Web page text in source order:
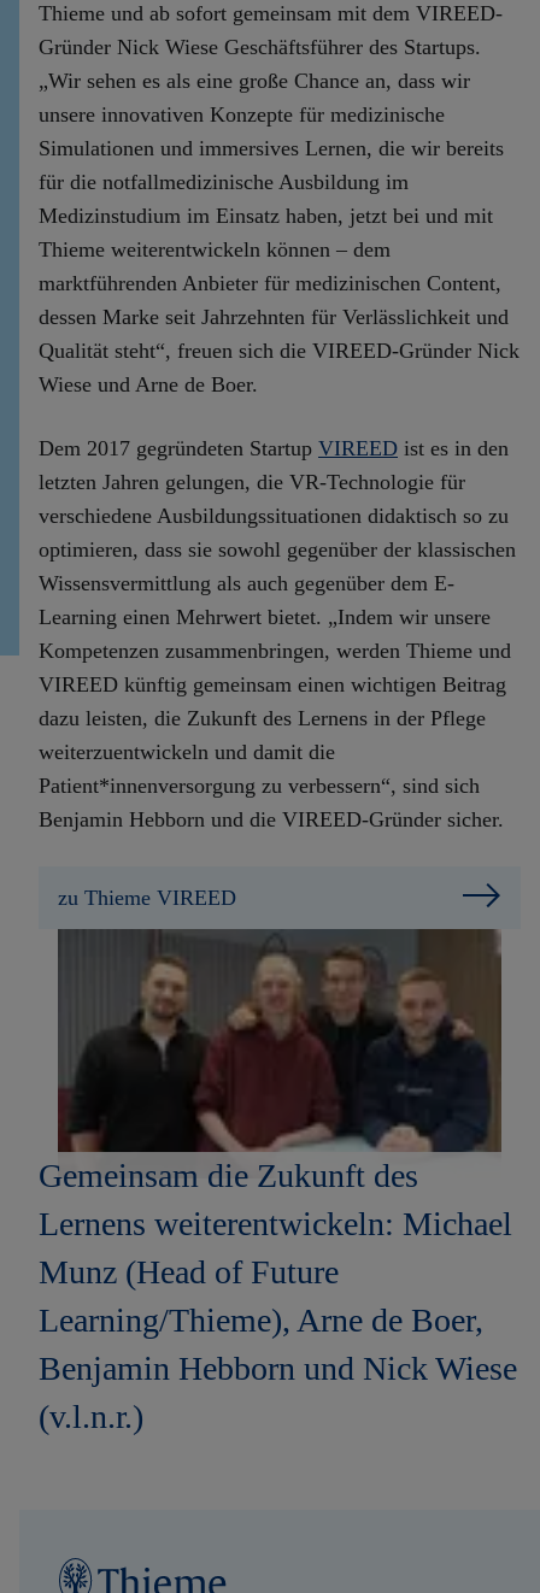
Thieme und ab sofort gemeinsam mit dem VIREED-
Gründer Nick Wiese Geschäftsführer des Startups.
„Wir sehen es als eine große Chance an, dass wir
unsere innovativen Konzepte für medizinische
Simulationen und immersives Lernen, die wir bereits
für die notfallmedizinische Ausbildung im
Medizinstudium im Einsatz haben, jetzt bei und mit
Thieme weiterentwickeln können – dem
marktführenden Anbieter für medizinischen Content,
dessen Marke seit Jahrzehnten für Verlässlichkeit und
Qualität steht“, freuen sich die VIREED-Gründer Nick
Wiese und Arne de Boer.
Dem 2017 gegründeten Startup VIREED ist es in den
letzten Jahren gelungen, die VR-Technologie für
verschiedene Ausbildungssituationen didaktisch so zu
optimieren, dass sie sowohl gegenüber der klassischen
Wissensvermittlung als auch gegenüber dem E-
Learning einen Mehrwert bietet. „Indem wir unsere
Kompetenzen zusammenbringen, werden Thieme und
VIREED künftig gemeinsam einen wichtigen Beitrag
dazu leisten, die Zukunft des Lernens in der Pflege
weiterzuentwickeln und damit die
Patient*innenversorgung zu verbessern“, sind sich
Benjamin Hebborn und die VIREED-Gründer sicher.
zu Thieme VIREED
Gemeinsam die Zukunft des
Lernens weiterentwickeln: Michael
Munz (Head of Future
Learning/Thieme), Arne de Boer,
Benjamin Hebborn und Nick Wiese
(v.l.n.r.)